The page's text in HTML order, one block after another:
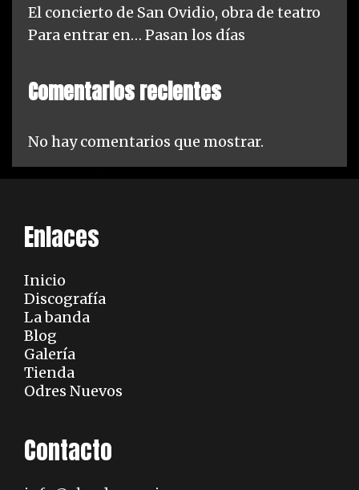
El concierto de San Ovidio, obra de teatro
Para entrar en… Pasan los días
Comentarios recientes
No hay comentarios que mostrar.
Enlaces
Inicio
Discografía
La banda
Blog
Galería
Tienda
Odres Nuevos
Contacto